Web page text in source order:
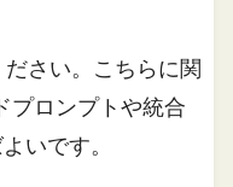
さい。こちらに関
プロンプトや統合
いです。